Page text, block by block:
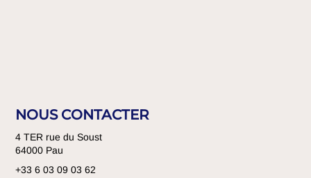
NOUS CONTACTER
4 TER rue du Soust
64000 Pau
+33 6 03 09 03 62